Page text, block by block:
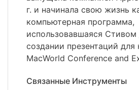
г. и начинала свою жизнь
компьютерная программа,
использовавшаяся
создании презентаций для
MacWorld Conference and
Связанные Инструменты